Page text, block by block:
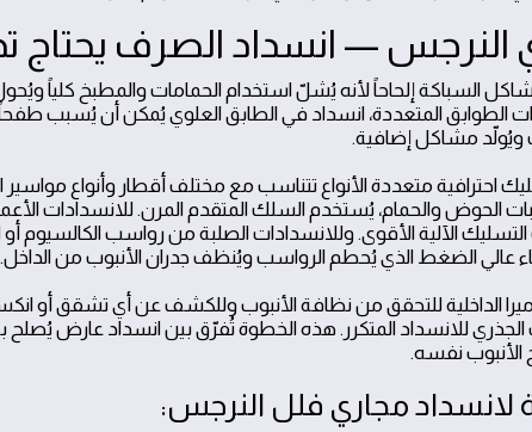
— انسداد الصرف يحتاج
السباكة إلحاحاً لأنه يُشلّ استخدام الحمامات والمطبخ كلياً ويُحول
الطوابق المتعددة، انسداد في الطابق العلوي يُمكن أن يُسبب
ويُولّد مشاكل إضافية.
احترافية متعددة الأنواع تتناسب مع مختلف أقطار وأنواع
الحوض والحمام، يُستخدم السلك المتقدم المرن. للانسدادات
الآلية الأقوى. وللانسدادات الصلبة من رواسب الكالسيوم أو
عالي الضغط الذي يُحطم الرواسب ويُنظف جدران الأنبوب من الداخل.
الداخلية للتحقق من نظافة الأنبوب وللكشف عن أي تشقق أو
للانسداد المتكرر. هذه الخطوة تُفرّق بين انسداد عارض يُصلح
الأنبوب نفسه.
لانسداد مجاري فلل النرجس: